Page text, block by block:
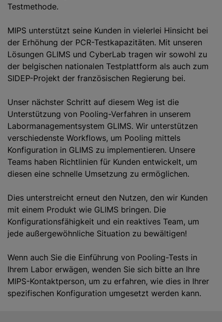
Testmethode.
MIPS unterstützt seine Kunden in vielerlei Hinsicht bei
der Erhöhung der PCR-Testkapazitäten. Mit unseren
Lösungen GLIMS und CyberLab tragen wir sowohl zu
der belgischen nationalen Testplattform als auch zum
SIDEP-Projekt der französischen Regierung bei.
Unser nächster Schritt auf diesem Weg ist die
Unterstützung von Pooling-Verfahren in unserem
Labormanagementsystem GLIMS. Wir unterstützen
verschiedenste Workflows, um Pooling mittels
Konfiguration in GLIMS zu implementieren. Unsere
Teams haben Richtlinien für Kunden entwickelt, um
diesen eine schnelle Umsetzung zu ermöglichen.
Dies unterstreicht erneut den Nutzen, den wir Kunden
mit einem Produkt wie GLIMS bringen. Die
Konfigurationsfähigkeit und ein reaktives Team, um
jede außergewöhnliche Situation zu bewältigen!
Wenn auch Sie die Einführung von Pooling-Tests in
Ihrem Labor erwägen, wenden Sie sich bitte an Ihre
MIPS-Kontaktperson, um zu erfahren, wie dies in Ihrer
spezifischen Konfiguration umgesetzt werden kann.